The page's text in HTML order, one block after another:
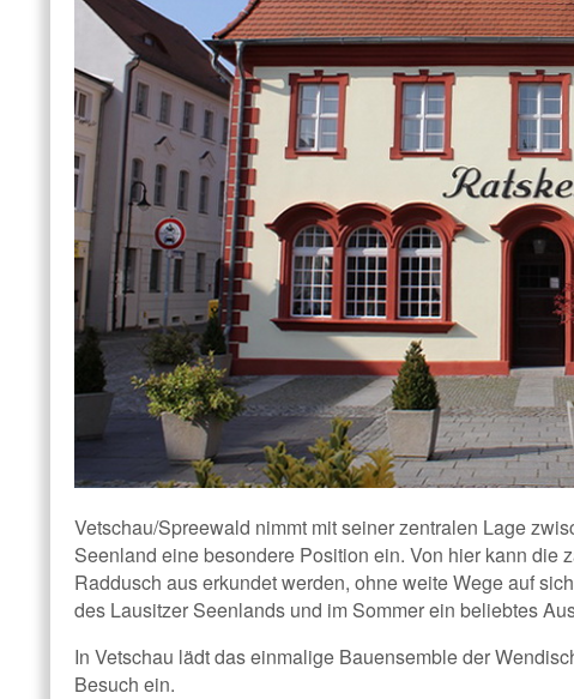
Vetschau/Spreewald nimmt mit seiner zentralen Lage
Seenland eine besondere Position ein. Von hier kann die
Raddusch aus erkundet werden, ohne weite Wege auf
des Lausitzer Seenlands und im Sommer ein beliebtes
In Vetschau lädt das einmalige Bauensemble der
Besuch ein.